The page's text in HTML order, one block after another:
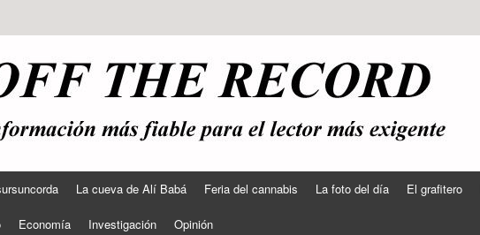
La cueva de Alí Babá Feria del cannabis La foto del día El grafitero
Economía Investigación Opinión